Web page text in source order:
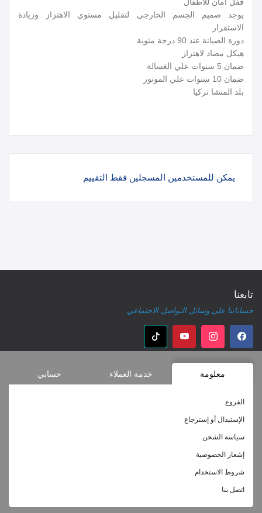
قفل امان للاطفال
يوجد صميم الجسم الخارجي لتقليل مستوي الاهتزاز وزيادة
الاستقرار
دورة الصيانة عند 90 درجة مئوية
هيكل مضاد لاهتزاز
ضمان 5 سنوات علي الغسالة
ضمان 10 سنوات علي الموتور
بلد المنشا تركيا
يمكن للمستخدمين المسجلين فقط التقييم
تابعنا
حساباتنا على وسائل التواصل الاجتماعي
معلومة خدمة العملاء حسابي
الفروع
الإستبدال أو إسترجاع
سياسة الشحن
إشعار الخصوصية
شروط الاستخدام
اتصل بنا